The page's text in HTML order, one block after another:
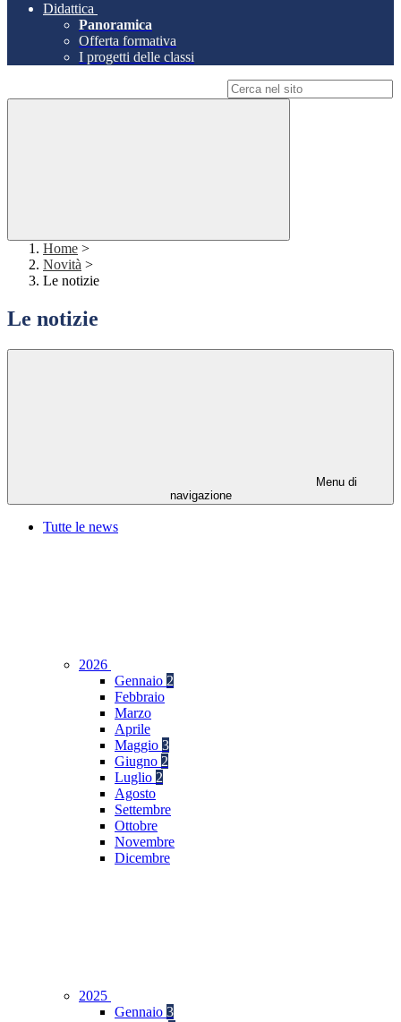
Didattica
Panoramica
Offerta formativa
I progetti delle classi
Home >
Novità >
Le notizie
Le notizie
Menu di
navigazione
Tutte le news
2026
Gennaio 2
Febbraio
Marzo
Aprile
Maggio 3
Giugno 2
Luglio 2
Agosto
Settembre
Ottobre
Novembre
Dicembre
2025
Gennaio 3